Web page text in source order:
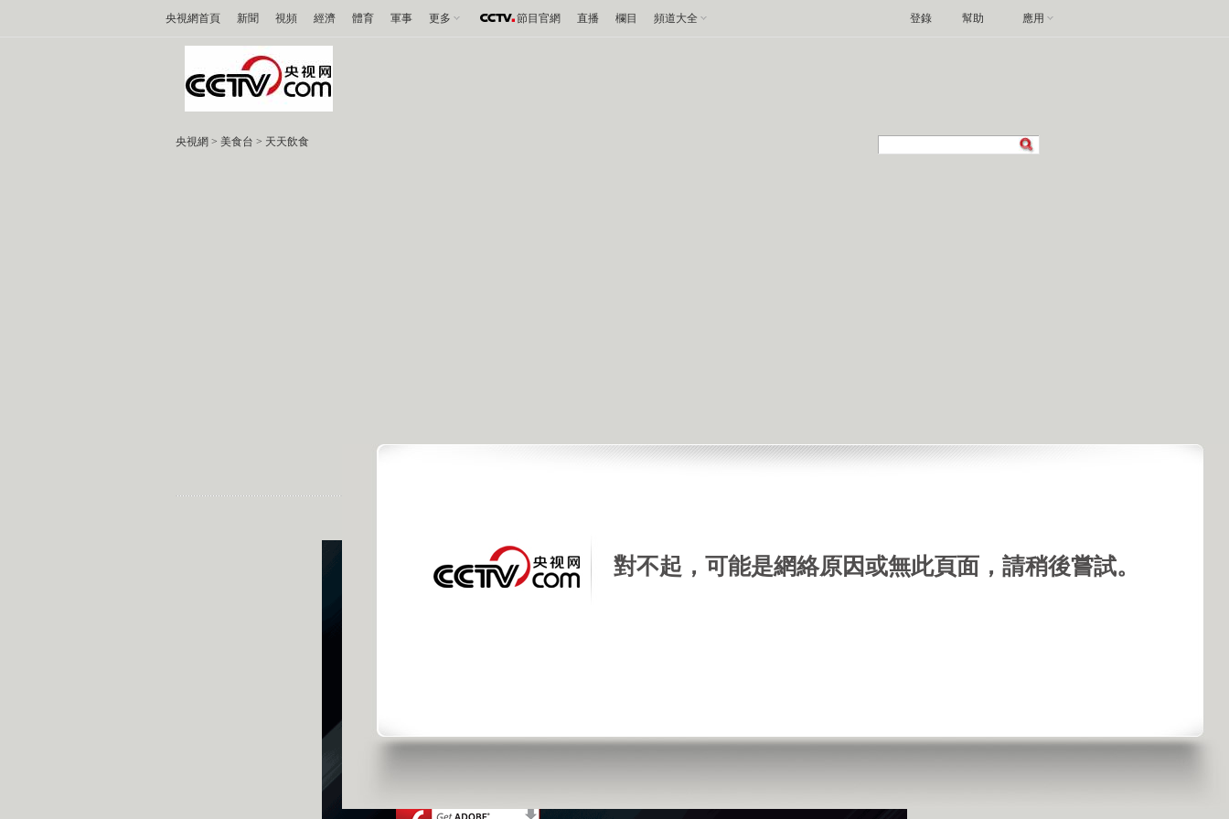
央視網首頁 新聞 視頻 經濟 體育 軍事 更多 節目官網 直播 欄目 頻道大全 幫助 應用
登錄
央視網 > 美食台 > 天天飲食
[天天飲食]錦囊妙計 牛油果奶香核桃飲
對不起，可能是網絡原因或無此頁面，請稍後嘗試。